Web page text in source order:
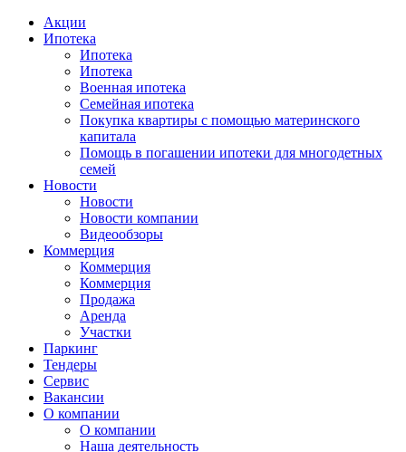
Акции
Ипотека
Ипотека
Ипотека
Военная ипотека
Семейная ипотека
Покупка квартиры с помощью материнского
капитала
Помощь в погашении ипотеки для многодетных
семей
Новости
Новости
Новости компании
Видеообзоры
Коммерция
Коммерция
Коммерция
Продажа
Аренда
Участки
Паркинг
Тендеры
Сервис
Вакансии
О компании
О компании
Наша деятельность